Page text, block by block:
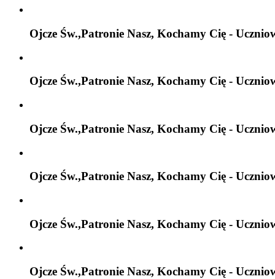
Ojcze Św.,Patronie Nasz, Kochamy Cię -
Ojcze Św.,Patronie Nasz, Kochamy Cię -
Ojcze Św.,Patronie Nasz, Kochamy Cię -
Ojcze Św.,Patronie Nasz, Kochamy Cię -
Ojcze Św.,Patronie Nasz, Kochamy Cię -
Ojcze Św.,Patronie Nasz, Kochamy Cię -